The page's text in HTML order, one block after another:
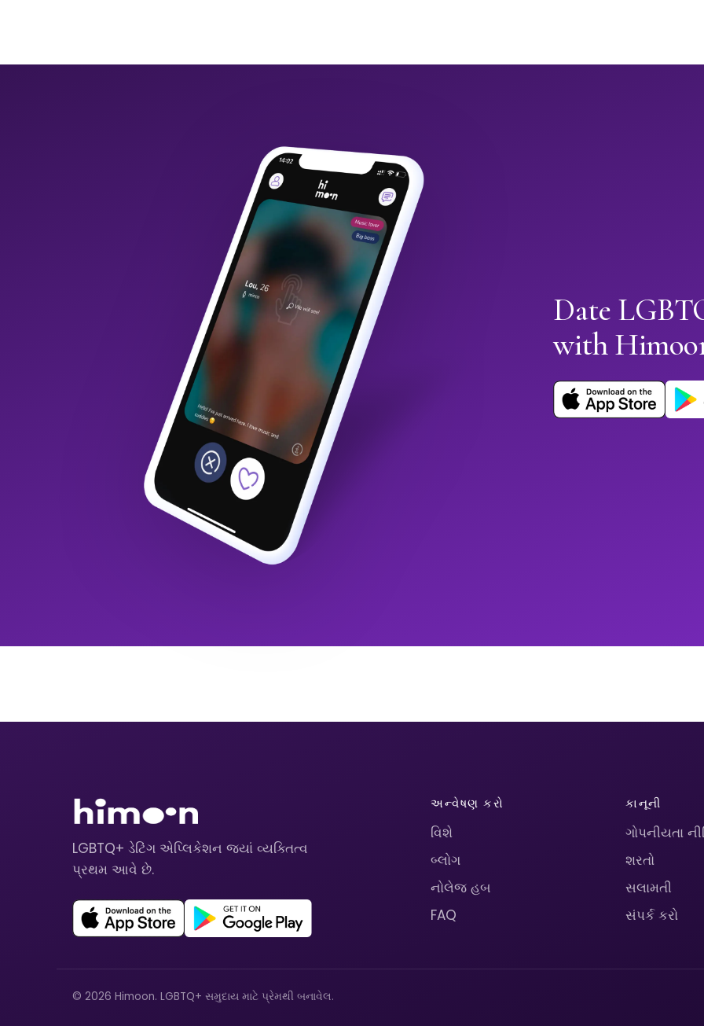
Date
with
LGBTQ+ ડેટિંગ એપ્લિકેશન જ્યાં વ્યક્તિત્વ
પ્રથમ આવે છે.
અન્વેષણ કરો
વિશે
બ્લોગ
નોલેજ હબ
FAQ
કાનૂની
ગોપનીયતા
શરતો
સલામતી
સંપર્ક કરો
© 2026 Himoon. LGBTQ+ સમુદાય માટે પ્રેમથી બનાવેલ.